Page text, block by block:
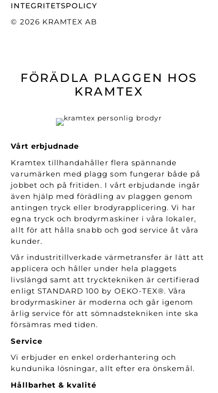
INTEGRITETSPOLICY
© 2026 KRAMTEX AB
FÖRÄDLA PLAGGEN HOS
KRAMTEX
Vårt erbjudnade
Kramtex tillhandahåller flera spännande
varumärken med plagg som fungerar både på
jobbet och på fritiden. I vårt erbjudande ingår
även hjälp med förädling av plaggen genom
antingen tryck eller brodyrapplicering. Vi har
egna tryck och brodyrmaskiner i våra lokaler,
allt för att hålla snabb och god service åt våra
kunder.
Vår industritillverkade värmetransfer är lätt att
applicera och håller under hela plaggets
livslängd samt att trycktekniken är certifierad
enligt STANDARD 100 by OEKO-TEX®. Våra
brodyrmaskiner är moderna och går igenom
årlig service för att sömnadstekniken inte ska
försämras med tiden.
Service
Vi erbjuder en enkel orderhantering och
kundunika lösningar, allt efter era önskemål.
Hållbarhet & kvalité